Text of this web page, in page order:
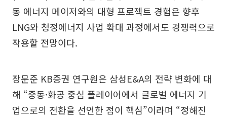
동 에너지 메이저와의 대형 프로젝트 경험은 향후
LNG와 청정에너지 사업 확대 과정에서도 경쟁력으로
작용할 전망이다.
장문준 KB증권 연구원은 삼성E&A의 전략 변화에 대
해 “중동·화공 중심 플레이어에서 글로벌 에너지 기
업으로의 전환을 선언한 점이 핵심”이라며 “정해진